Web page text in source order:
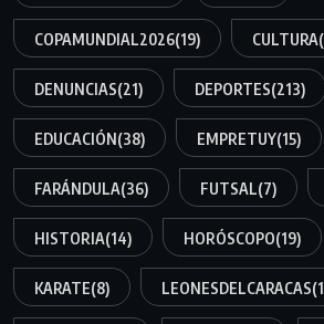
COPAMUNDIAL2026(19) CULTURA
DENUNCIAS(21) DEPORTES(213)
EDUCACIÓN(38) EMPRETUY(15)
FARÁNDULA(36) FUTSAL(7)
HISTORIA(14) HORÓSCOPO(19)
KARATE(8) LEONESDELCARACAS